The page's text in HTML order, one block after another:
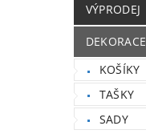
VÝPRODEJ
DEKORACE
KOŠÍKY
TAŠKY
SADY